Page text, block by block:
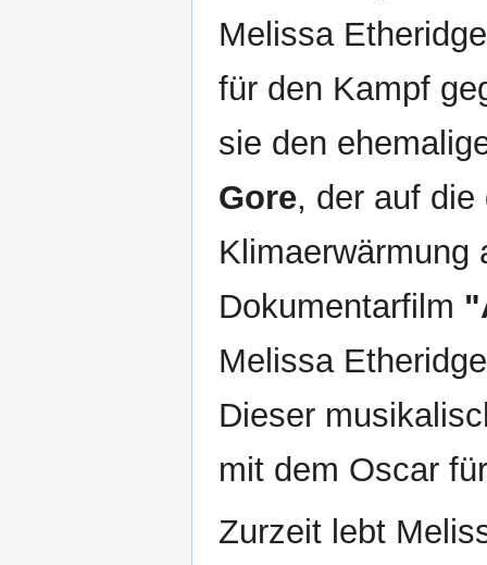
Melissa
für den Kampf
sie den
Gore, der auf die
Klimaerwärmung
Dokumentarfilm
Melissa
Dieser
mit dem Oscar
Zurzeit lebt